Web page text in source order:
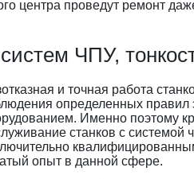
центра проведут ремонт
ЧПУ,
и точная работа
определенных правил
Именно поэтому
станков с системой
опыт в данной сфере.